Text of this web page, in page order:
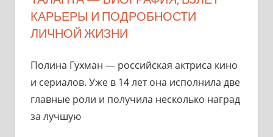
КАРЬЕРЫ И ПОДРОБНОСТИ
ЛИЧНОЙ ЖИЗНИ
Полина Гухман — российская актриса кино
и сериалов. Уже в 14 лет она исполнила две
главные роли и получила несколько наград
за лучшую